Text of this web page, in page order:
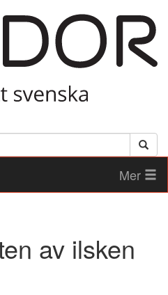
Mer
av ilsken